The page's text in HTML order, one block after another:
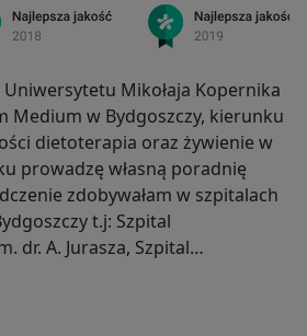
Mikołaja Kopernika
Medium w Bydgoszczy, kierunku
dietoterapia oraz żywienie w
prowadzę własną poradnię
zdobywałam w szpitalach
t.j: Szpital
dr. A. Jurasza, Szpital
dr. Jana Biziela oraz w Centrum
z zawodniczkami klubu